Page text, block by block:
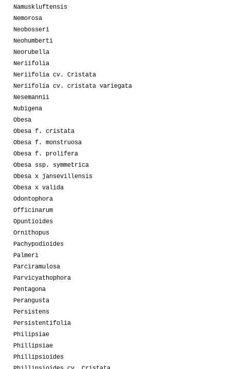
Namuskluftensis
Nemorosa
Neobosseri
Neohumberti
Neorubella
Neriifolia
Neriifolia cv. Cristata
Neriifolia cv. cristata variegata
Nesemannii
Nubigena
Obesa
Obesa f. cristata
Obesa f. monstruosa
Obesa f. prolifera
Obesa ssp. symmetrica
Obesa x jansevillensis
Obesa x valida
Odontophora
Officinarum
Opuntioides
Ornithopus
Pachypodioides
Palmeri
Parciramulosa
Parvicyathophora
Pentagona
Perangusta
Persistens
Persistentifolia
Philipsiae
Phillipsiae
Phillipsioides